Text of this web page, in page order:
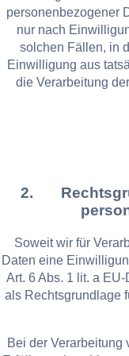
personenbezogener
nur nach
solchen Fällen, in
Einwilligung aus
die Verarbeitung
2.
Soweit wir für
Daten eine
Art. 6 Abs. 1 lit. a
als Rechtsgrundlage
Bei der Verarbeitung